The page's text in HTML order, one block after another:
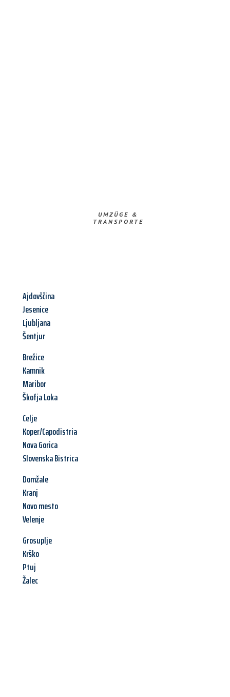
UMZÜGE &
TRANSPORTE
Ajdovščina
Jesenice
Ljubljana
Šentjur
Brežice
Kamnik
Maribor
Škofja Loka
Celje
Koper/Capodistria
Nova Gorica
Slovenska Bistrica
Domžale
Kranj
Novo mesto
Velenje
Grosuplje
Krško
Ptuj
Žalec